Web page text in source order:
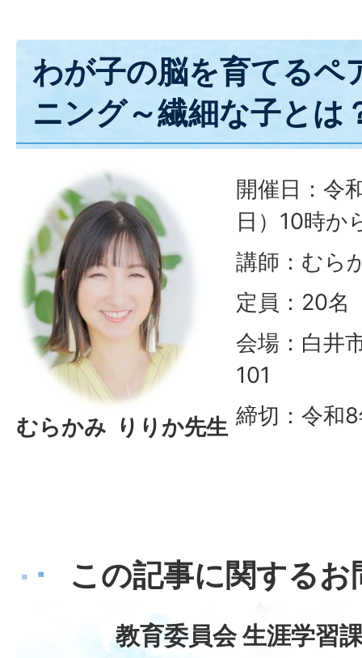
わが子の脳を育てるペ
ニング～繊細な子とは
むらかみ りりか先生
開催日：令
日）10時か
講師：むら
定員：20名
会場：白井
101
締切：令和
この記事に関する
教育委員会 生涯学習